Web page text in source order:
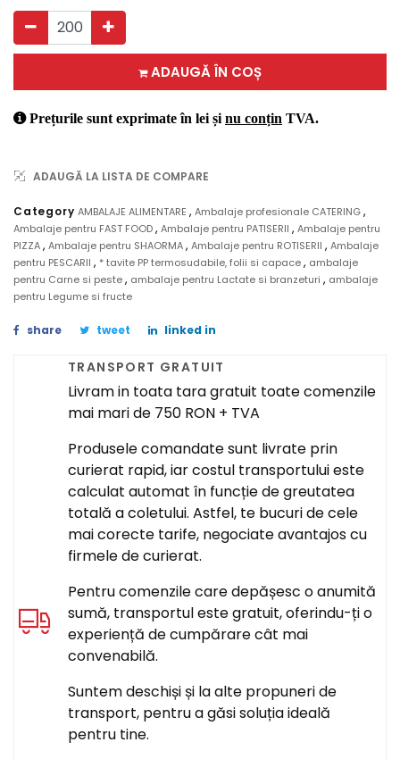
ADAUGĂ ÎN COȘ
Prețurile sunt exprimate în lei și nu conțin TVA.
ADAUGĂ LA LISTA DE COMPARE
CategoryAMBALAJE ALIMENTARE,Ambalaje profesionale CATERING,
Ambalaje pentru FAST FOOD, Ambalaje pentru PATISERII , Ambalaje pentru
PIZZA, Ambalaje pentru SHAORMA, Ambalaje pentru ROTISERII , Ambalaje
pentru PESCARII , * tavite PP termosudabile, folii si capace, ambalaje
pentru Carne si peste, ambalaje pentru Lactate si branzeturi , ambalaje
pentru Legume si fructe
share tweet linked in
TRANSPORT GRATUIT
Livram in toata tara gratuit toate comenzile
mai mari de 750 RON + TVA
Produsele comandate sunt livrate prin
curierat rapid, iar costul transportului este
calculat automat în funcție de greutatea
totală a coletului. Astfel, te bucuri de cele
mai corecte tarife, negociate avantajos cu
firmele de curierat.
Pentru comenzile care depășesc o anumită
sumă, transportul este gratuit, oferindu-ți o
experiență de cumpărare cât mai
convenabilă.
Suntem deschiși și la alte propuneri de
transport, pentru a găsi soluția ideală
pentru tine.